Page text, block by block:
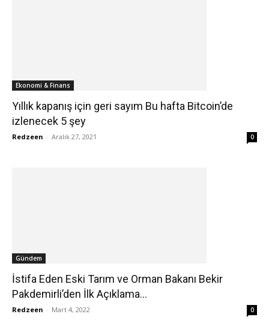
Ekonomi & Finans
Yıllık kapanış için geri sayım Bu hafta Bitcoin’de
izlenecek 5 şey
Redzeen - Aralık 27, 2021 0
Gündem
İstifa Eden Eski Tarım ve Orman Bakanı Bekir
Pakdemirli’den İlk Açıklama...
Redzeen - Mart 4, 2022 0